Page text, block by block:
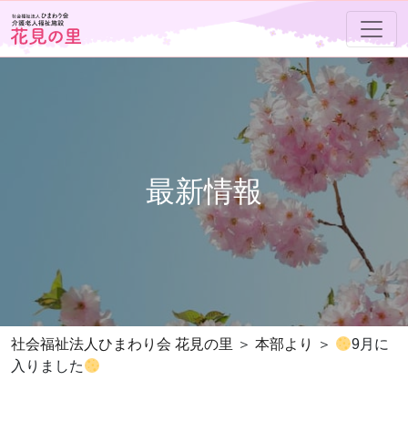
最新情報
社会福祉法人ひまわり会 花見の里 本部より
9月に
入りました